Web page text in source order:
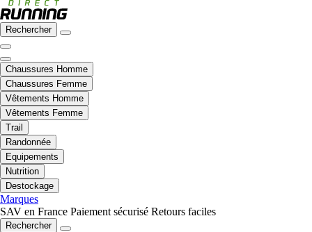
Rechercher
Chaussures Homme
Chaussures Femme
Vêtements Homme
Vêtements Femme
Trail
Randonnée
Equipements
Nutrition
Destockage
Marques
SAV en France Paiement sécurisé Retours faciles
Rechercher